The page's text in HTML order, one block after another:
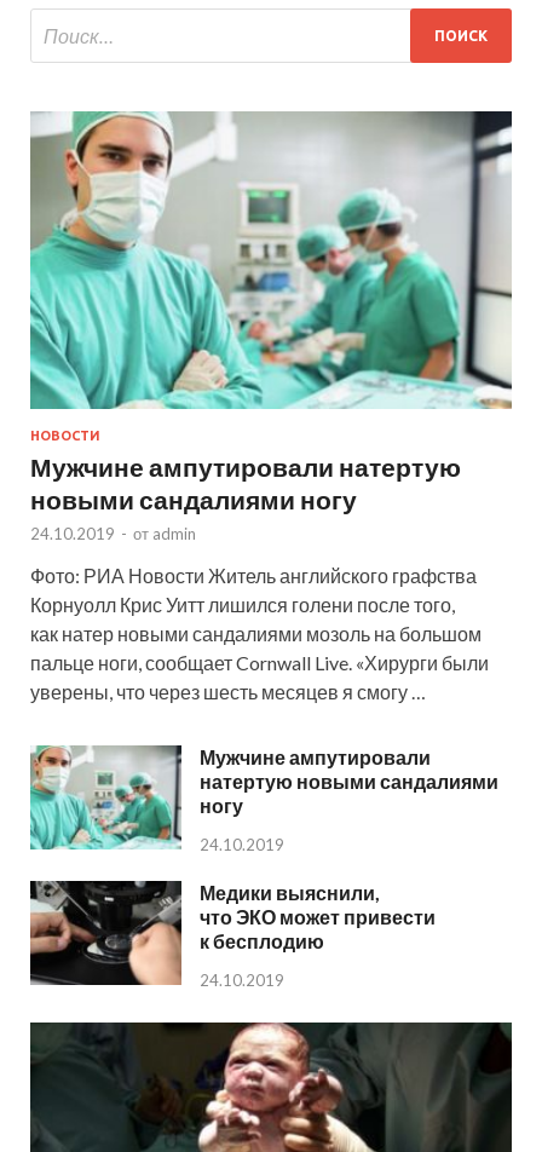
НОВОСТИ
Мужчине ампутировали натертую
новыми сандалиями ногу
24.10.2019 - от admin
Фото: РИА Новости Житель английского графства
Корнуолл Крис Уитт лишился голени после того,
как натер новыми сандалиями мозоль на большом
пальце ноги, сообщает Cornwall Live. «Хирурги были
уверены, что через шесть месяцев я смогу …
Мужчине ампутировали
натертую новыми сандалиями
ногу
24.10.2019
Медики выяснили,
что ЭКО может привести
к бесплодию
24.10.2019